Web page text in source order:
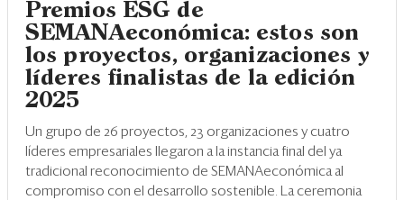
Premios ESG de
SEMANAeconómica: estos son
los proyectos, organizaciones y
líderes finalistas de la edición
2025
Un grupo de 26 proyectos, 23 organizaciones y cuatro
líderes empresariales llegaron a la instancia final del ya
tradicional reconocimiento de SEMANAeconómica al
compromiso con el desarrollo sostenible. La ceremonia